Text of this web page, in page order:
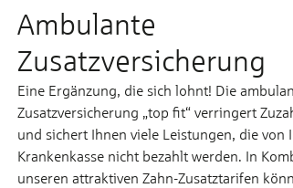
Ambulante
Zusatzversicherung
Eine Ergänzung, die sich lohnt! Die
Zusatzversicherung „top fit“ verringert
und sichert Ihnen viele Leistungen, die von
Krankenkasse nicht bezahlt werden. In
unseren attraktiven Zahn-Zusatztarifen